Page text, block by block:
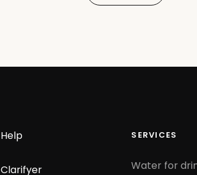
Help
Clarifyer
SERVICES
Water for